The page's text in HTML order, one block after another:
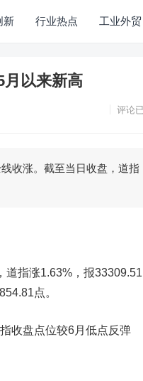
新 行业热点 工业外贸
月以来新高
评论
涨。截至当日收盘，道指
指涨1.63%，报33309.51
点。
收盘点位较6月低点反弹